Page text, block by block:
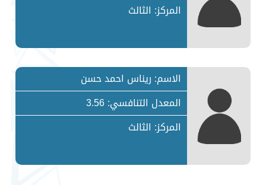
المركز: الثالث
الاسم: ريناس احمد حسن
المعدل التنافسي: 3.56
المركز: الثالث